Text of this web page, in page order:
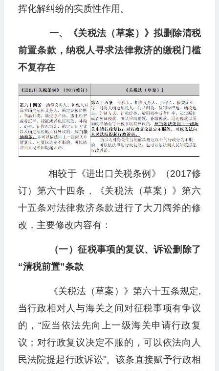
挥化解纠纷的实质性作用。
一、《关税法（草案）》拟删除清税
前置条款，纳税人寻求法律救济的缴税门槛
不复存在
相较于《进出口关税条例》（2017修
订）第六十四条，《关税法（草案）》第六
十五条对法律救济条款进行了大刀阔斧的修
改，主要修改内容有：
（一）征税事项的复议、诉讼删除了
“清税前置”条款
《关税法（草案）》第六十五条规定,
当行政相对人与海关之间对征税事项有争议
的，“应当依法先向上一级海关申请行政复
议；对行政复议决定不服的，可以依法向人
民法院提起行政诉讼”。该条直接赋予行政相